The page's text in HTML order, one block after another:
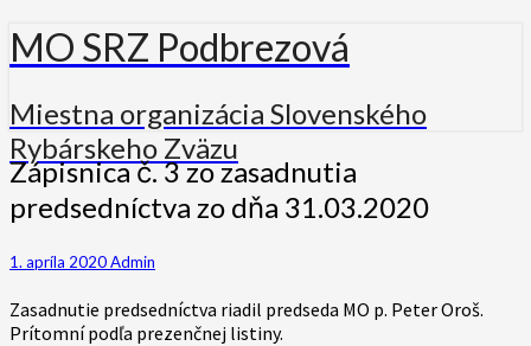
MO SRZ Podbrezová
Miestna organizácia Slovenského
Rybárskeho Zväzu
Zápisnica
č.
3
zasadnutia
zo
dňa
Zápisnica č. 3 zo zasadnutia
predsedníctva zo dňa 31.03.2020
1. apríla 2020Admin
Zasadnutie predsedníctva riadil predseda MO p. Peter Oroš.
Prítomní podľa prezenčnej listiny.